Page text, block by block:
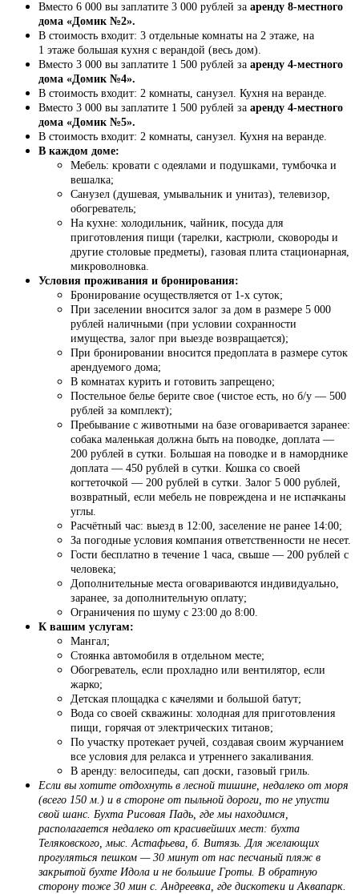
Вместо 6 000 вы заплатите 3 000 рублей за аренду 8-местного
дома «Домик №2».
В стоимость входит: 3 отдельные комнаты на 2 этаже, на
1 этаже большая кухня с верандой (весь дом).
Вместо 3 000 вы заплатите 1 500 рублей за аренду 4-местного
дома «Домик №4».
В стоимость входит: 2 комнаты, санузел. Кухня на веранде.
Вместо 3 000 вы заплатите 1 500 рублей за аренду 4-местного
дома «Домик №5».
В стоимость входит: 2 комнаты, санузел. Кухня на веранде.
В каждом доме:
Мебель: кровати с одеялами и подушками, тумбочка и
вешалка;
Санузел (душевая, умывальник и унитаз), телевизор,
обогреватель;
На кухне: холодильник, чайник, посуда для
приготовления пищи (тарелки, кастрюли, сковороды и
другие столовые предметы), газовая плита стационарная,
микроволновка.
Условия проживания и бронирования:
Бронирование осуществляется от 1-х суток;
При заселении вносится залог за дом в размере 5 000
рублей наличными (при условии сохранности
имущества, залог при выезде возвращается);
При бронировании вносится предоплата в размере суток
арендуемого дома;
В комнатах курить и готовить запрещено;
Постельное белье берите свое (чистое есть, но б/у — 500
рублей за комплект);
Пребывание с животными на базе оговаривается заранее:
собака маленькая должна быть на поводке, доплата —
200 рублей в сутки. Большая на поводке и в наморднике
доплата — 450 рублей в сутки. Кошка со своей
когтеточкой — 200 рублей в сутки. Залог 5 000 рублей,
возвратный, если мебель не повреждена и не испачканы
углы.
Расчётный час: выезд в 12:00, заселение не ранее 14:00;
За погодные условия компания ответственности не несет.
Гости бесплатно в течение 1 часа, свыше — 200 рублей с
человека;
Дополнительные места оговариваются индивидуально,
заранее, за дополнительную оплату;
Ограничения по шуму с 23:00 до 8:00.
К вашим услугам:
Мангал;
Стоянка автомобиля в отдельном месте;
Обогреватель, если прохладно или вентилятор, если
жарко;
Детская площадка с качелями и большой батут;
Вода со своей скважины: холодная для приготовления
пищи, горячая от электрических титанов;
По участку протекает ручей, создавая своим журчанием
все условия для релакса и утреннего закаливания.
В аренду: велосипеды, сап доски, газовый гриль.
Если вы хотите отдохнуть в лесной тишине, недалеко от моря
(всего 150 м.) и в стороне от пыльной дороги, то не упусти
свой шанс. Бухта Рисовая Падь, где мы находимся,
располагается недалеко от красивейших мест: бухта
Теляковского, мыс. Астафьева, б. Витязь. Для желающих
прогуляться пешком — 30 минут от нас песчаный пляж в
закрытой бухте Идола и не большие Гроты. В обратную
сторону тоже 30 мин с. Андреевка, где дискотеки и Аквапарк.